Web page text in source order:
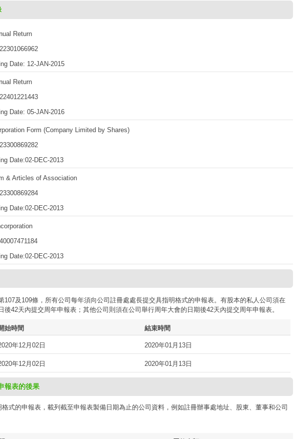
Return
Date: 12-JAN-2015
Return
Date: 05-JAN-2016
Form (Company Limited by Shares)
Date:02-DEC-2013
& Articles of Association
Date:02-DEC-2013
Date:02-DEC-2013
107及109條，所有公司每年須向公司註冊處處長提交具指明格式的申報表。有股本的私人公司須在
後42天內提交周年申報表；其他公司則須在公司舉行周年大會的日期後42天內提交周年申報表。
始時間 結束時間
年12月02日 2020年01月13日
年12月02日 2020年01月13日
報表的後果
式的申報表，載列截至申報表製備日期為止的公司資料，例如註冊辦事處地址、股東、董事和公司